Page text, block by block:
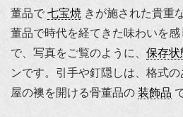
董品で 七宝焼 きが施された貴重
董品で時代を経てきた味わいを
で、写真をご覧のように、 保存状
ンです。引手や釘隠しは、格式
屋の襖を開ける骨董品の 装飾品